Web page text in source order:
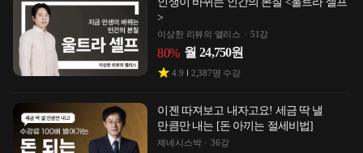
>
이상한 리뷰의 앨리스 51강
80% 월 24,750원
4.9 2,387명 수강
이젠 따져보고 내자고요! 세금 딱 낼
만큼만 내는 [돈 아끼는 절세비법]
제네시스박 36강